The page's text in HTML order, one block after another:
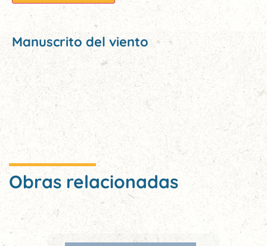
Manuscrito del viento
Obras relacionadas